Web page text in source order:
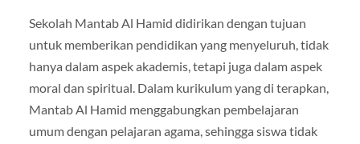
Sekolah Mantab Al Hamid didirikan dengan tujuan
untuk memberikan pendidikan yang menyeluruh, tidak
hanya dalam aspek akademis, tetapi juga dalam aspek
moral dan spiritual. Dalam kurikulum yang di terapkan,
Mantab Al Hamid menggabungkan pembelajaran
umum dengan pelajaran agama, sehingga siswa tidak